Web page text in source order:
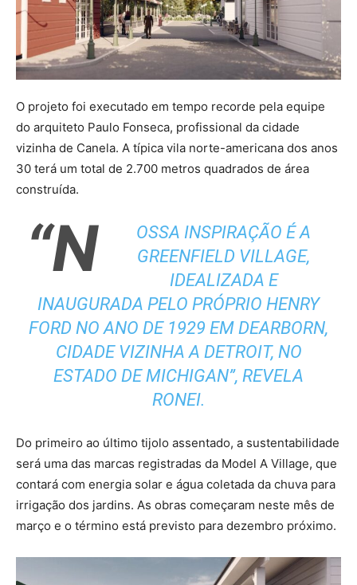
O projeto foi executado em tempo recorde pela equipe
do arquiteto Paulo Fonseca, profissional da cidade
vizinha de Canela. A típica vila norte-americana dos anos
30 terá um total de 2.700 metros quadrados de área
construída.
“N
OSSA INSPIRAÇÃO É A
GREENFIELD VILLAGE,
IDEALIZADA E
INAUGURADA PELO PRÓPRIO HENRY
FORD NO ANO DE 1929 EM DEARBORN,
CIDADE VIZINHA A DETROIT, NO
ESTADO DE MICHIGAN”, REVELA
RONEI.
Do primeiro ao último tijolo assentado, a sustentabilidade
será uma das marcas registradas da Model A Village, que
contará com energia solar e água coletada da chuva para
irrigação dos jardins. As obras começaram neste mês de
março e o término está previsto para dezembro próximo.